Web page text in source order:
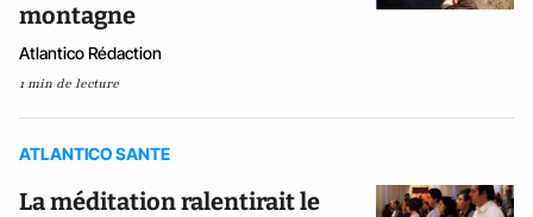
montagne
Atlantico Rédaction
1 min de lecture
ATLANTICO SANTE
La méditation ralentirait le